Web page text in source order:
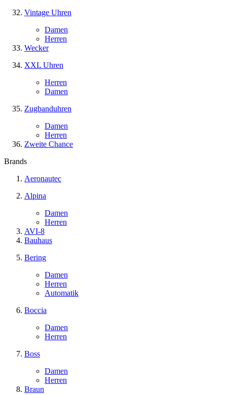
Vintage Uhren
Damen
Herren
Wecker
XXL Uhren
Herren
Damen
Zugbanduhren
Damen
Herren
Zweite Chance
Brands
Aeronautec
Alpina
Damen
Herren
AVI-8
Bauhaus
Bering
Damen
Herren
Automatik
Boccia
Damen
Herren
Boss
Damen
Herren
Braun